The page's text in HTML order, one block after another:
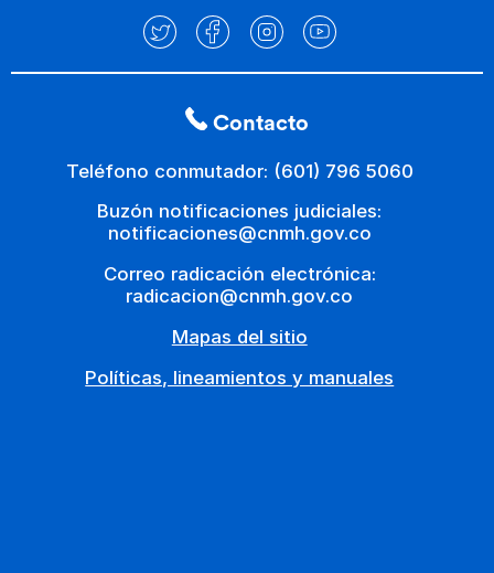
Contacto
Teléfono conmutador: (601) 796 5060
Buzón notificaciones judiciales:
notificaciones@cnmh.gov.co
Correo radicación electrónica:
radicacion@cnmh.gov.co
Mapas del sitio
Políticas, lineamientos y manuales